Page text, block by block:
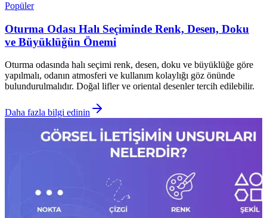
Popüler
Oturma Odası Halı Seçiminde Renk, Desen, Doku
ve Büyüklüğün Önemi
Oturma odasında halı seçimi renk, desen, doku ve büyüklüğe göre
yapılmalı, odanın atmosferi ve kullanım kolaylığı göz önünde
bulundurulmalıdır. Doğal lifler ve oriental desenler tercih edilebilir.
Daha fazla bilgi edinin